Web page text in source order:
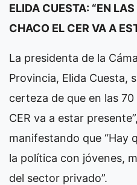
ELIDA CUESTA: “EN
CHACO EL CER VA A
La presidenta de la
Provincia, Elida Cuesta,
certeza de que en las
CER va a estar
manifestando que “Hay
la política con jóvenes,
del sector privado”.